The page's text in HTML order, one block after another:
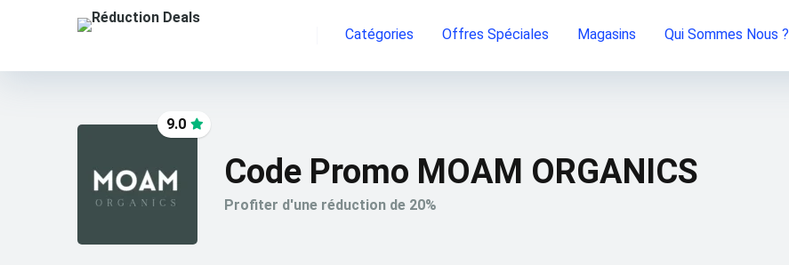
Catégories Offres Spéciales Magasins Qui Sommes Nous ?
9.0
Code Promo MOAM ORGANICS
Profiter d'une réduction de 20%